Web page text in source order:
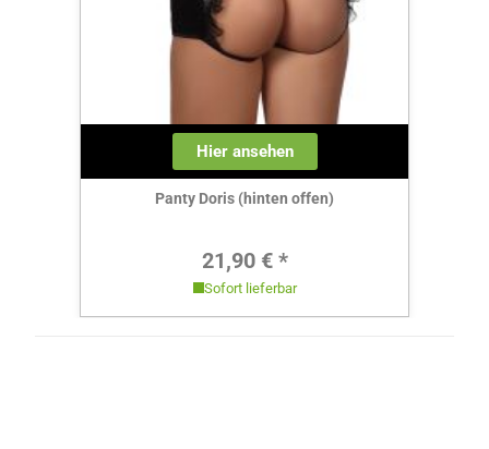
Hier ansehen
Panty Doris (hinten offen)
Regulärer Preis:
21,90 € *
Sofort lieferbar